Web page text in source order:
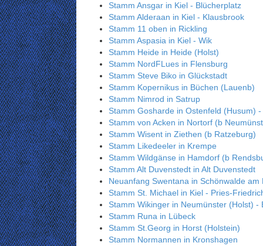
Stamm Ansgar in Kiel - Blücherplatz
Stamm Alderaan in Kiel - Klausbrook
Stamm 11 oben in Rickling
Stamm Aspasia in Kiel - Wik
Stamm Heide in Heide (Holst)
Stamm NordFLues in Flensburg
Stamm Steve Biko in Glückstadt
Stamm Kopernikus in Büchen (Lauenb)
Stamm Nimrod in Satrup
Stamm Gosharde in Ostenfeld (Husum)
Stamm von Acken in Nortorf (b
Stamm Wisent in Ziethen (b Ratzeburg)
Stamm Likedeeler in Krempe
Stamm Wildgänse in Hamdorf (b
Stamm Alt Duvenstedt in Alt Duvenstedt
Neuanfang Swentana in Schönwalde am
Stamm St. Michael in Kiel - Pries-
Stamm Wikinger in Neumünster (Holst) -
Stamm Runa in Lübeck
Stamm St.Georg in Horst (Holstein)
Stamm Normannen in Kronshagen